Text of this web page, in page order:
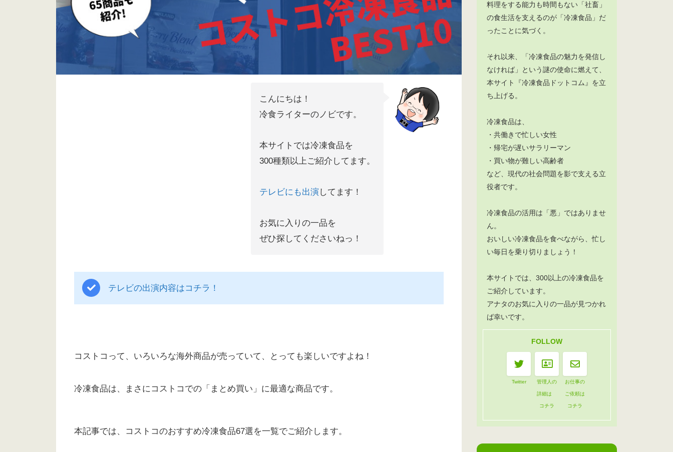
こんにちは！
冷食ライターのノビです。
本サイトでは冷凍食品を
300種類以上ご紹介してます。
テレビにも出演してます！
お気に入りの一品を
ぜひ探してくださいねっ！
テレビの出演内容はコチラ！
コストコって、いろいろな海外商品が売っていて、とっても楽しいですよね！
冷凍食品は、まさにコストコでの「まとめ買い」に最適な商品です。
本記事では、コストコのおすすめ冷凍食品67選を一覧でご紹介します。
料理をする能力も時間もない「社畜」
の食生活を支えるのが「冷凍食品」だ
ったことに気づく。
それ以来、「冷凍食品の魅力を発信し
なければ」という謎の使命に燃えて、
本サイト『冷凍食品ドットコム』を立
ち上げる。
冷凍食品は、
・共働きで忙しい女性
・帰宅が遅いサラリーマン
・買い物が難しい高齢者
など、現代の社会問題を影で支える立
役者です。
冷凍食品の活用は「悪」ではありませ
ん。
おいしい冷凍食品を食べながら、忙し
い毎日を乗り切りましょう！
本サイトでは、300以上の冷凍食品を
ご紹介しています。
アナタのお気に入りの一品が見つかれ
ば幸いです。
FOLLOW
Twitter 管理人の
詳細は
コチラ
お仕事の
ご依頼は
コチラ